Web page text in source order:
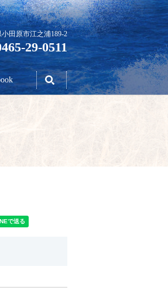
田原市江之浦189-2
29-0511
search